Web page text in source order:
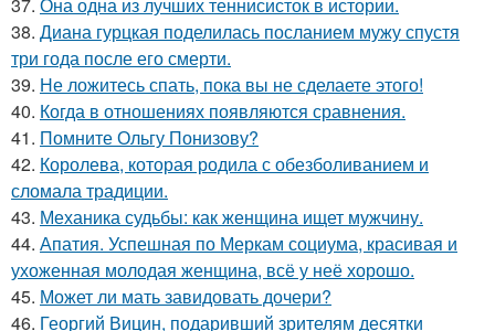
38. Диана гурцкая поделилась посланием мужу спустя
три года после его смерти.
39. Не ложитесь спать, пока вы не сделаете этого!
40. Когда в отношениях появляются сравнения.
41. Помните Ольгу Понизову?
42. Королева, которая родила с обезболиванием и
сломала традиции.
43. Механика судьбы: как женщина ищет мужчину.
44. Апатия. Успешная по Меркам социума, красивая и
ухоженная молодая женщина, всё у неё хорошо.
45. Может ли мать завидовать дочери?
46. Георгий Вицин, подаривший зрителям десятки